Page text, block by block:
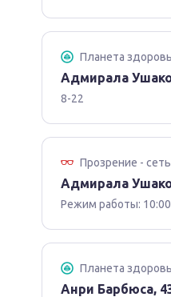
Планета
Адмирала
8-22
Прозрение -
Адмирала
Режим работы:
Планета
Анри Барбюса,